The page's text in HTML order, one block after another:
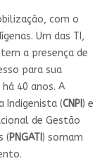
com o
Um das TI,
a presença de
para sua
40 anos. A
Indigenista (CNPI) e
de Gestão
(PNGATI) somam